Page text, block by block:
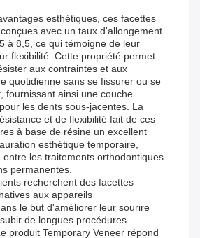
esthétiques, ces facettes
avec un taux d'allongement
à 8,5, ce qui témoigne de leur
flexibilité. Cette propriété permet
aux contraintes et aux
quotidienne sans se fissurer ou se
fournissant ainsi une couche
les dents sous-jacentes. La
et de flexibilité fait de ces
à base de résine un excellent
esthétique temporaire,
entre les traitements orthodontiques
permanentes.
recherchent des facettes
aux appareils
le but d'améliorer leur sourire
de longues procédures
produit Temporary Veneer répond